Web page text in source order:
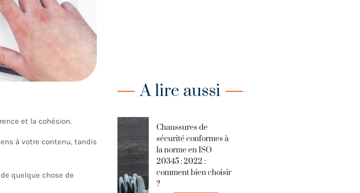
et la cohésion.
à votre contenu, tandis
quelque chose de
A lire aussi
Chaussures de
sécurité conformes à
la norme en ISO
20345 : 2022 :
comment bien choisir
?